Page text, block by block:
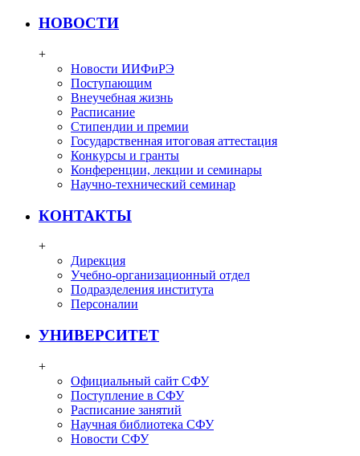
НОВОСТИ
+
Новости ИИФиРЭ
Поступающим
Внеучебная жизнь
Расписание
Стипендии и премии
Государственная итоговая аттестация
Конкурсы и гранты
Конференции, лекции и семинары
Научно-технический семинар
КОНТАКТЫ
+
Дирекция
Учебно-организационный отдел
Подразделения института
Персоналии
УНИВЕРСИТЕТ
+
Официальный сайт СФУ
Поступление в СФУ
Расписание занятий
Научная библиотека СФУ
Новости СФУ